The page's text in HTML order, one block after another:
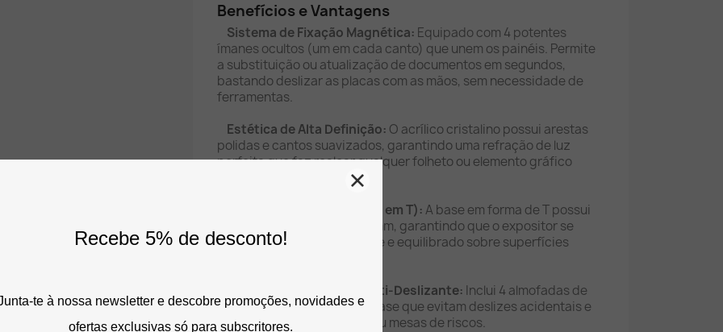
Benefícios e Vantagens
Sistema de Fixação Magnética: Equipado com 4 potentes
ímanes ocultos (um em cada canto) que unem os painéis. Permite
a substituição ou atualização de documentos em segundos,
bastando deslizar as placas com as mãos, sem necessidade de
ferramentas.
Estética de Alta Definição: O acrílico cristalino possui arestas
polidas e cantos suavizados, garantindo uma refração de luz
perfeita que faz realçar qualquer folheto ou elemento gráfico
Estabilidade Superior (Pé em T):A base em forma de T possui
uma espessura sólida de 8 mm, garantindo que o expositor se
mantém perfeitamente firme e equilibrado sobre superfícies
Proteção Anti-Risco e Anti-Deslizante: Inclui 4 almofadas de
borracha transparente na base que evitam deslizes acidentais e
protegem os seus balcões ou mesas de riscos.